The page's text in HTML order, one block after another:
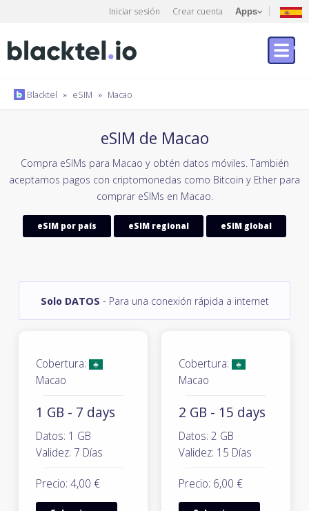
Iniciar sesión Crear cuenta Apps
Blacktel » eSIM » Macao
eSIM de Macao
Compra eSIMs para Macao y obtén datos móviles. También
aceptamos pagos con criptomonedas como Bitcoin y Ether para
comprar eSIMs en Macao.
eSIM por país eSIM regional eSIM global
Solo DATOS - Para una conexión rápida a internet
Cobertura:
Macao
1 GB - 7 days
Datos: 1 GB
Validez: 7 Días
Precio: 4,00 €
Cobertura:
Macao
2 GB - 15 days
Datos: 2 GB
Validez: 15 Días
Precio: 6,00 €